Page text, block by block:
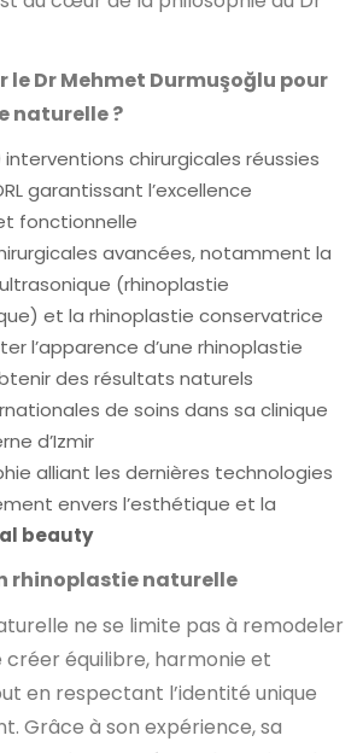
le Dr Mehmet Durmuşoğlu pour
naturelle ?
interventions chirurgicales réussies
garantissant l’excellence
fonctionnelle
avancées, notamment la
(rhinoplastie
et la rhinoplastie conservatrice
l’apparence d’une rhinoplastie
des résultats naturels
de soins dans sa clinique
d’Izmir
alliant les dernières technologies
envers l’esthétique et la
beauty
rhinoplastie naturelle
ne se limite pas à remodeler
créer équilibre, harmonie et
en respectant l’identité unique
Grâce à son expérience, sa